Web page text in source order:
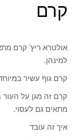
קרם
אולטרא ריץ' קרם
למינהן.
קרם גוף עשיר
קרם זה מגן על העור
מתאים גם לעסוי.
איך זה עובד